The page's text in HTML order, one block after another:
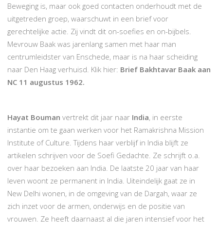
Beweging is, maar ook goed contacten onderhoudt met de
uitgetreden groep, waarschuwt in een brief voor
gerechtelijke actie. Zij vindt dit on-soefies en on-bijbels.
Mevrouw Baak was jarenlang samen met haar man
centrumleidster van Enschede, maar is na haar scheiding
naar Den Haag verhuisd. Klik hier: Brief Bakhtavar Baak aan
NC 11 augustus 1962.
Hayat Bouman vertrekt dit jaar naar India, in eerste
instantie om te gaan werken voor het Ramakrishna Mission
Institute of Culture. Tijdens haar verblijf in India blijft ze
artikelen schrijven voor de Soefi Gedachte. Ze schrijft o.a.
over haar bezoeken aan India. De laatste 20 jaar van haar
leven woont ze permanent in India. Uiteindelijk gaat ze in
New Delhi wonen, in de omgeving van de Dargah, waar ze
zich inzet voor de armen, onderwijs en de positie van
vrouwen. Ze heeft daarnaast al die jaren intensief voor het